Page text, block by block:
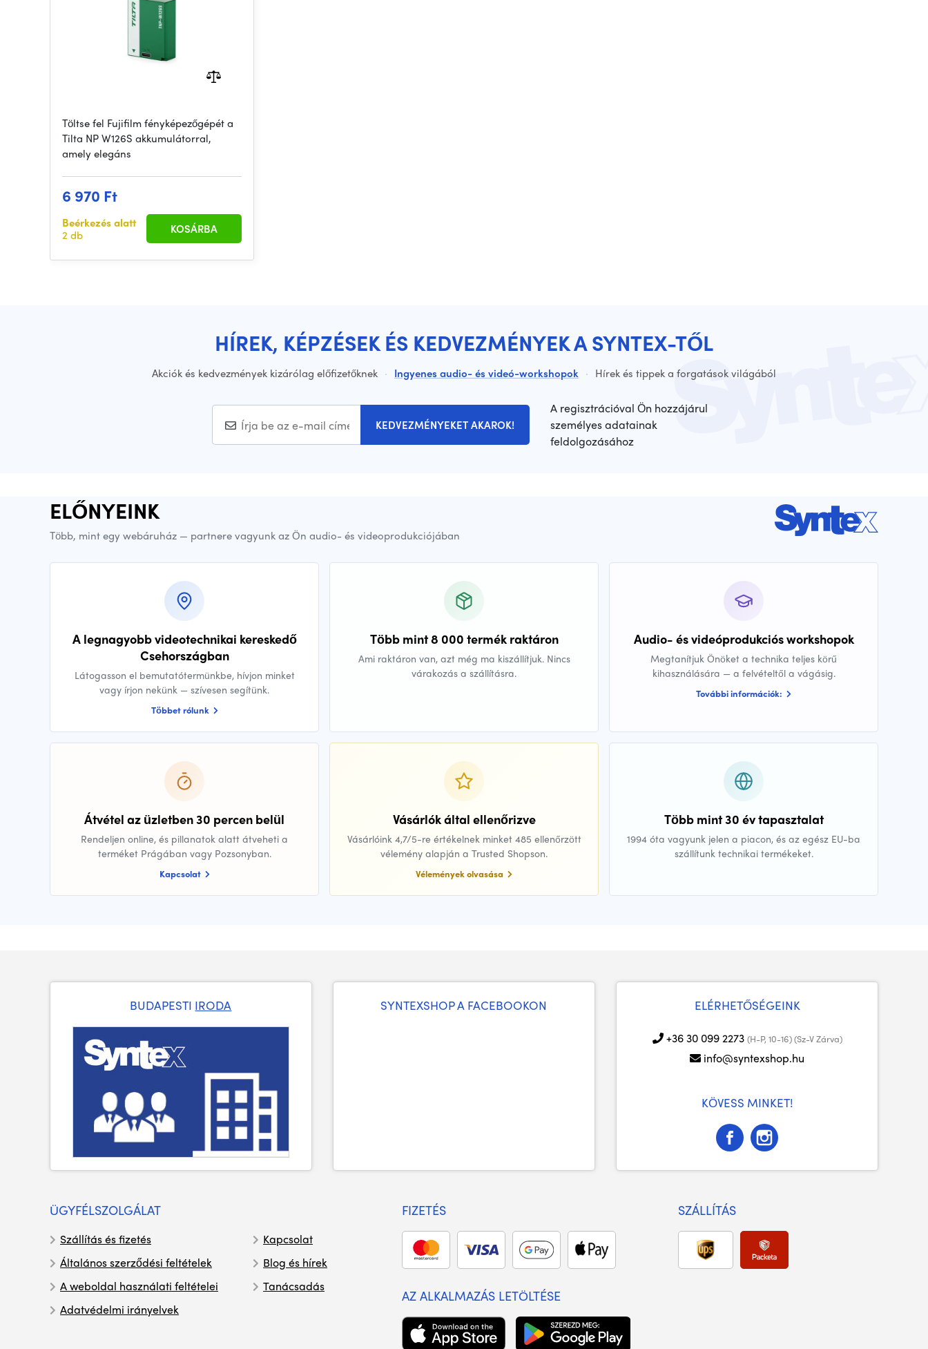
Töltse fel Fujifilm fényképezőgépét a
Tilta NP W126S akkumulátorral,
amely elegáns
6 970 Ft
Beérkezés alatt
2 db
KOSÁRBA
HÍREK, KÉPZÉSEK ÉS KEDVEZMÉNYEK A SYNTEX-TŐL
Akciók és kedvezmények kizárólag előfizetőknek · Ingyenes audio- és videó-workshopok · Hírek és tippek a forgatások világából
KEDVEZMÉNYEKET AKAROK!
A regisztrációval Ön hozzájárul
személyes adatainak
feldolgozásához
ELŐNYEINK
Több, mint egy webáruház — partnere vagyunk az Ön audio- és videoprodukciójában
A legnagyobb videotechnikai kereskedő
Csehországban
Látogasson el bemutatótermünkbe, hívjon minket
vagy írjon nekünk — szívesen segítünk.
Többet rólunk
Több mint 8 000 termék raktáron
Ami raktáron van, azt még ma kiszállítjuk. Nincs
várakozás a szállításra.
Audio- és videóprodukciós workshopok
Megtanítjuk Önöket a technika teljes körű
kihasználására — a felvételtől a vágásig.
További információk:
Átvétel az üzletben 30 percen belül
Rendeljen online, és pillanatok alatt átveheti a
terméket Prágában vagy Pozsonyban.
Kapcsolat
Vásárlók által ellenőrizve
Vásárlóink 4,7/5-re értékelnek minket 485 ellenőrzött
vélemény alapján a Trusted Shopson.
Vélemények olvasása
Több mint 30 év tapasztalat
1994 óta vagyunk jelen a piacon, és az egész EU-ba
szállítunk technikai termékeket.
BUDAPESTI IRODA SYNTEXSHOP A FACEBOOKON ELÉRHETŐSÉGEINK
+36 30 099 2273 (H-P, 10-16) (Sz-V Zárva)
info@syntexshop.hu
KÖVESS MINKET!
ÜGYFÉLSZOLGÁLAT
Szállítás és fizetés
Általános szerződési feltételek
A weboldal használati feltételei
Adatvédelmi irányelvek
Kapcsolat
Blog és hírek
Tanácsadás
FIZETÉS SZÁLLÍTÁS
AZ ALKALMAZÁS LETÖLTÉSE